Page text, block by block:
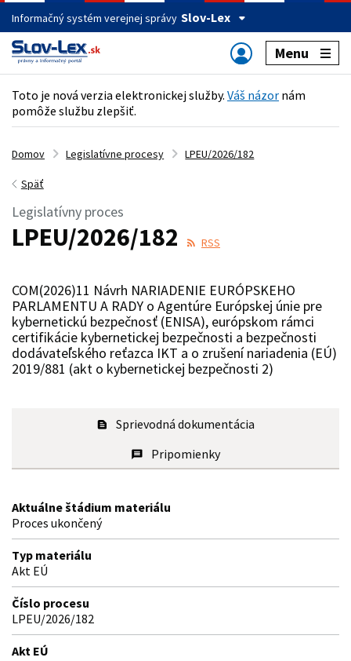
Informačný systém verejnej správy Slov-Lex
Menu
Toto je nová verzia elektronickej služby. Váš názor nám
pomôže službu zlepšiť.